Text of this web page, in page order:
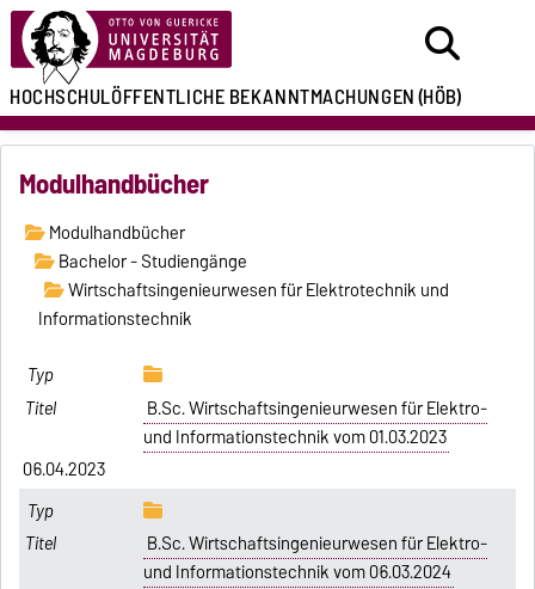
HOCHSCHULÖFFENTLICHEBEKANNTMACHUNGEN(HÖB)
Modulhandbücher
Modulhandbücher
Bachelor - Studiengänge
Wirtschaftsingenieurwesen für Elektrotechnik und
Informationstechnik
B.Sc. Wirtschaftsingenieurwesen für Elektro-
und Informationstechnik vom 01.03.2023
06.04.2023
B.Sc. Wirtschaftsingenieurwesen für Elektro-
und Informationstechnik vom 06.03.2024